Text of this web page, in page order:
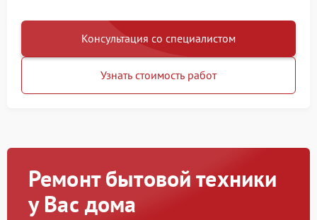
Консультация со специалистом
Узнать стоимость работ
Ремонт бытовой техники
у Вас дома